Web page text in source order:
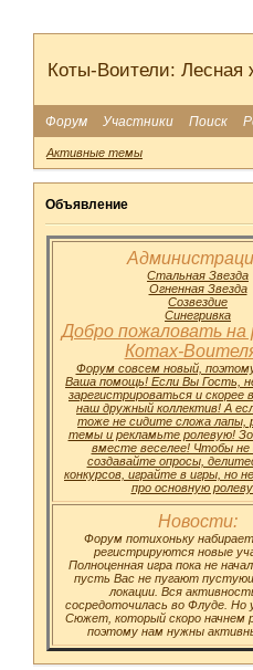
Коты-Воители: Лесная
Форум Участники Поиск
Активные темы
Объявление
Стальная Звезда
Огненная Звезда
Созвездие
Синегривка
Добро пожаловать на
Котах-
Форум совсем новый,
Ваша помощь! Если Вы Гость,
зарегистрироваться и скорее
наш дружный коллектив! А
тоже не сидите сложа лапы,
темы и рекламьте ролевую!
вместе веселее! Чтобы не
создавайте опросы,
конкурсов, играйте в игры, но
про основную
Новости:
Форум потихоньку
регистрируются новые
Полноценная игра пока не
пусть Вас не пугают
локации. Вся
сосредоточилась во Флуде. Но
Сюжет, который скоро начнем
поэтому нам нужны